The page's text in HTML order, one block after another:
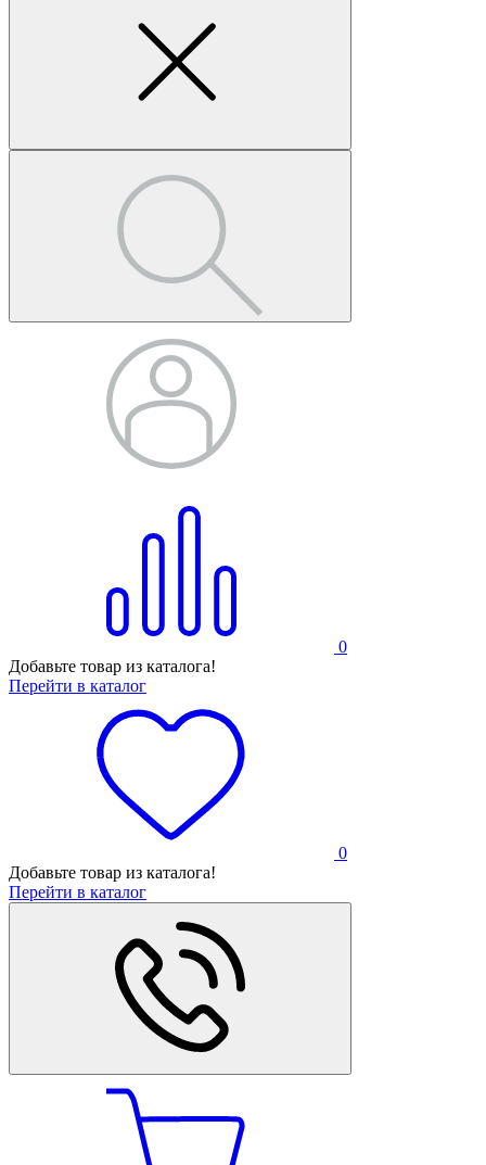
0
Добавьте товар из каталога!
Перейти в каталог
0
Добавьте товар из каталога!
Перейти в каталог